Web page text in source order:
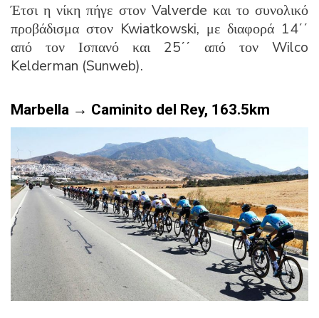
Έτσι η νίκη πήγε στον Valverde και το συνολικό
προβάδισμα στον Kwiatkowski, με διαφορά 14΄΄
από τον Ισπανό και 25΄΄ από τον Wilco
Kelderman (Sunweb).
Marbella → Caminito del Rey, 163.5km